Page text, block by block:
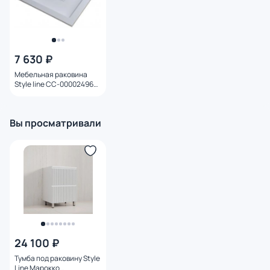
7 630 ₽
Мебельная раковина
Style line СС-00002496
Вы просматривали
24 100 ₽
Тумба под раковину Style